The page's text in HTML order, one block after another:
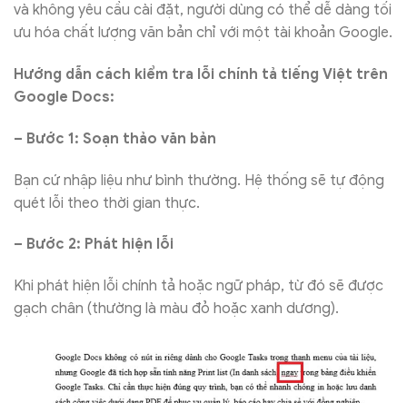
và không yêu cầu cài đặt, người dùng có thể dễ dàng tối
ưu hóa chất lượng văn bản chỉ với một tài khoản Google.
Hướng dẫn cách kiểm tra lỗi chính tả tiếng Việt trên
Google Docs:
– Bước 1: Soạn thảo văn bản
Bạn cứ nhập liệu như bình thường. Hệ thống sẽ tự động
quét lỗi theo thời gian thực.
– Bước 2: Phát hiện lỗi
Khi phát hiện lỗi chính tả hoặc ngữ pháp, từ đó sẽ được
gạch chân (thường là màu đỏ hoặc xanh dương).